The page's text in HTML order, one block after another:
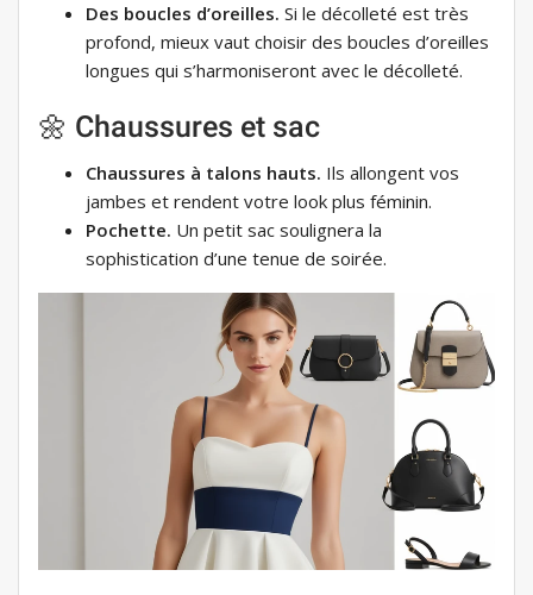
Des boucles d’oreilles. Si le décolleté est très
profond, mieux vaut choisir des boucles d’oreilles
longues qui s’harmoniseront avec le décolleté.
🌼 Chaussures et sac
Chaussures à talons hauts. Ils allongent vos
jambes et rendent votre look plus féminin.
Pochette. Un petit sac soulignera la
sophistication d’une tenue de soirée.